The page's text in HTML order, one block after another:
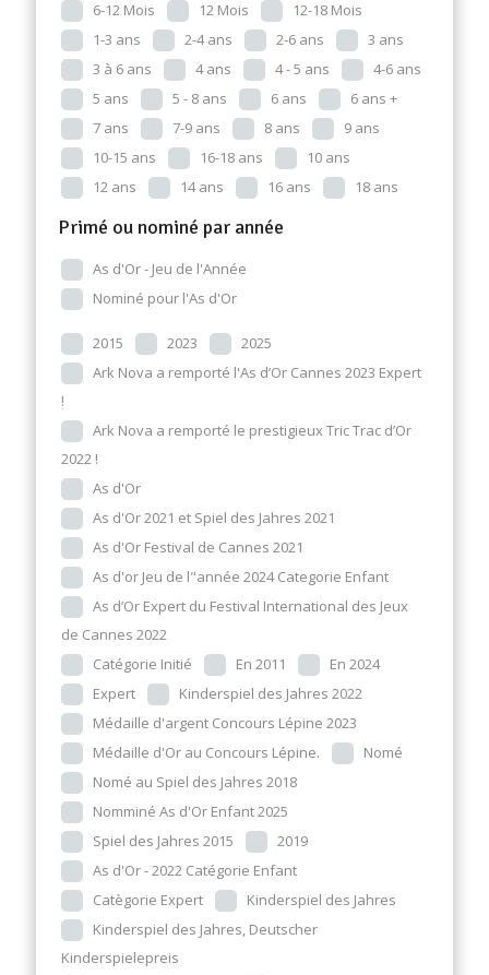
6-12 Mois
12 Mois
12-18 Mois
1-3 ans
2-4 ans 2-6 ans
3 ans
3 à 6 ans
4 ans 4 - 5 ans
4-6 ans
5 ans
5 - 8 ans 6 ans
6 ans +
7 ans
7-9 ans 8 ans
9 ans
10-15 ans
16-18 ans
10 ans
12 ans
14 ans 16 ans 18 ans
Primé ou nominé par année
As d'Or - Jeu de l'Année
Nominé pour l'As d'Or
2015 2023
2025
Ark Nova a remporté l'As d’Or Cannes 2023 Expert
!
Ark Nova a remporté le prestigieux Tric Trac d’Or
2022 !
As d'Or
As d'Or 2021 et Spiel des Jahres 2021
As d'Or Festival de Cannes 2021
As d'or Jeu de l"année 2024 Categorie Enfant
As d’Or Expert du Festival International des Jeux
de Cannes 2022
Catégorie Initié
En 2011
En 2024
Expert
Kinderspiel des Jahres 2022
Médaille d'argent Concours Lépine 2023
Médaille d'Or au Concours Lépine.
Nomé
Nomé au Spiel des Jahres 2018
Nomminé As d'Or Enfant 2025
Spiel des Jahres 2015
2019
As d'Or - 2022 Catégorie Enfant
Catègorie Expert
Kinderspiel des Jahres
Kinderspiel des Jahres, Deutscher
Kinderspielepreis